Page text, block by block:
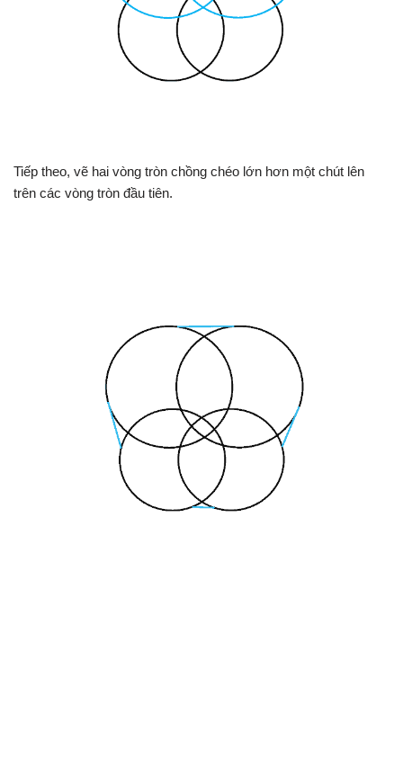
Tiếp theo, vẽ hai vòng tròn chồng chéo lớn hơn một chút lên
trên các vòng tròn đầu tiên.